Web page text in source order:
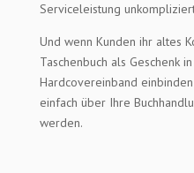
Serviceleistung
Und wenn Kunden ihr altes
Taschenbuch als Geschenk
Hardcovereinband
einfach über Ihre
werden.